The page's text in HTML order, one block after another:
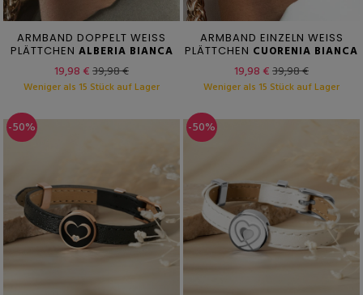
ARMBAND DOPPELT WEISS
PLÄTTCHEN ALBERIA BIANCA
19,98 €39,98 €
Weniger als 15 Stück auf Lager
ARMBAND EINZELN WEISS
PLÄTTCHEN CUORENIA BIANCA
19,98 €39,98 €
Weniger als 15 Stück auf Lager
-50% -50%